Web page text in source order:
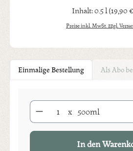
Inhalt:0.5 l(19,90
Preise inkl. MwSt. zzgl.
Einmalige Bestellung Als Abo
Produkt Anzahl: Gib den
x 500ml
In den